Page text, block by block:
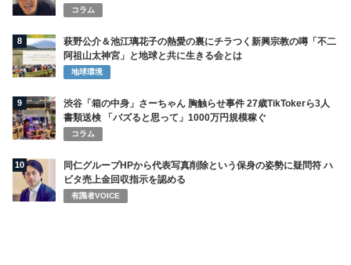
コラム
8
萩野公介＆池江璃花子の熱愛の裏にチラつく新興宗教の噂「不二
阿祖山太神宮」と地球と共に生きる会とは
地球環境
9
渋谷「箱の中身」さーちゃん 胸触らせ事件 27歳TikTokerら3人
書類送検 「バズると思って」1000万円規模稼ぐ
コラム
10
同仁グループHPから代表写真削除という保身の姿勢に疑問符 ハ
ビタ売上金回収指示を認める
有識者VOICE